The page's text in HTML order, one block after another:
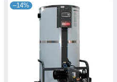
–14%